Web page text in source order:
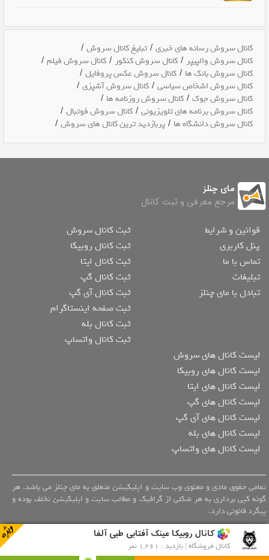
کانال سروش رسانه های خبری /تبلیغ کانال سروش /
کانال سروش والپیپر /کانال سروش کنکور /کانال سروش فیلم /
کانال سروش بانک ها /کانال سروش عکس پروفایل /
کانال سروش اشخاص سیاسی /کانال سروش آشپزی /
کانال سروش جوک /کانال سروش روزنامه ها /
کانال سروش برنامه های تلویزیونی /کانال سروش فوتبال /
کانال سروش دانشگاه ها /پربازدید ترین کانال های سروش /
مای چنلز
مرجع معرفی و ثبت کانال
قوانین و شرایط
پنل کاربری
تماس با ما
تبلیغات
تبادل با مای چنلز
ثبت کانال سروش
ثبت کانال روبیکا
ثبت کانال ایتا
ثبت کانال گپ
ثبت کانال آی گپ
ثبت صفحه اینستاگرام
ثبت کانال بله
ثبت کانال واتساپ
لیست کانال های سروش
لیست کانال های روبیکا
لیست کانال های ایتا
لیست کانال های گپ
لیست کانال های آی گپ
لیست کانال های بله
لیست کانال های واتساپ
تمامی حقوق مادی و معنوی وب سایت و اپلیکیشن متعلق به مای چنلز می باشد. هر
گونه کپی برداری به هر شکلی از گرافیک و مطالب سایت و اپلیکیشن تخلف بوده و
پیگرد قانونی دارد.
کانال روبیکا عینک آفتابی طبی آلفا
کانال فروشگاه | بازدید : 1,261 نفر